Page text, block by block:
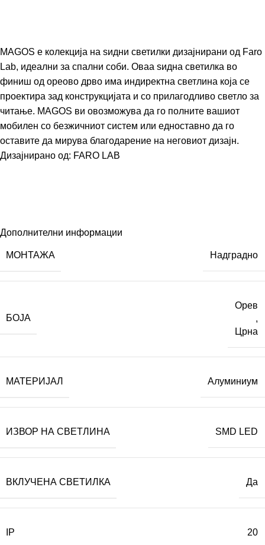
MAGOS е колекција на ѕидни светилки дизајнирани од Faro
Lab, идеални за спални соби. Оваа ѕидна светилка во
финиш од ореово дрво има индиректна светлина која се
проектира зад конструкцијата и со прилагодливо светло за
читање. MAGOS ви овозможува да го полните вашиот
мобилен со безжичниот систем или едноставно да го
оставите да мирува благодарение на неговиот дизајн.
Дизајнирано од: FARO LAB
Дополнителни информации
МОНТАЖА Надградно
БОЈА
Орев
,
Црна
МАТЕРИЈАЛ Алуминиум
ИЗВОР НА СВЕТЛИНА SMD LED
ВКЛУЧЕНА СВЕТИЛКА Да
IP 20